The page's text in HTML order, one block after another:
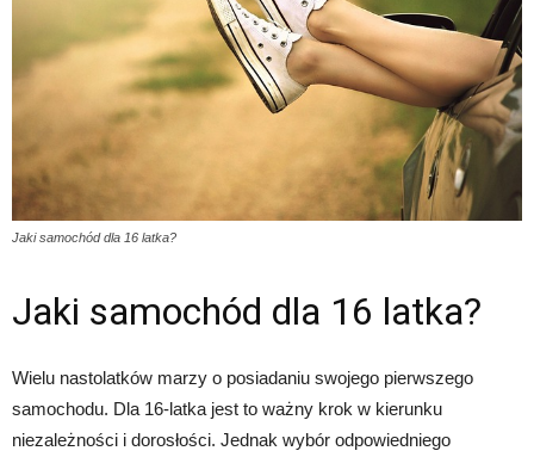
Jaki samochód dla 16 latka?
Jaki samochód dla 16 latka?
Wielu nastolatków marzy o posiadaniu swojego pierwszego
samochodu. Dla 16-latka jest to ważny krok w kierunku
niezależności i dorosłości. Jednak wybór odpowiedniego